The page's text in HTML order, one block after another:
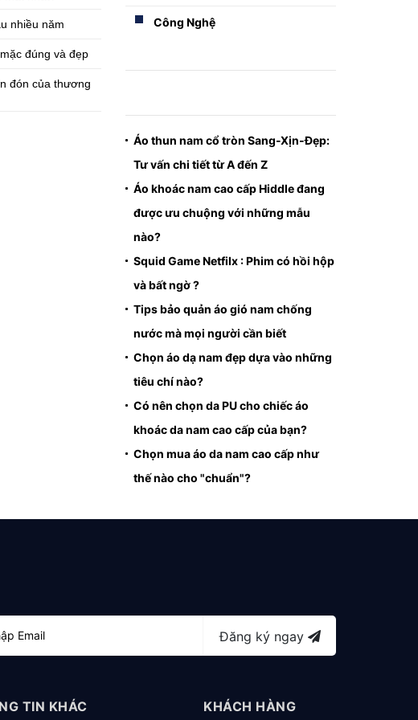
nhiều năm
đúng và đẹp
đón của thương
Công Nghệ
Áo thun nam cổ tròn Sang-Xịn-Đẹp:
Tư vấn chi tiết từ A đến Z
Áo khoác nam cao cấp Hiddle đang
được ưu chuộng với những mẫu
nào?
Squid Game Netfilx : Phim có hồi hộp
và bất ngờ ?
Tips bảo quản áo gió nam chống
nước mà mọi người cần biết
Chọn áo dạ nam đẹp dựa vào những
tiêu chí nào?
Có nên chọn da PU cho chiếc áo
khoác da nam cao cấp của bạn?
Chọn mua áo da nam cao cấp như
thế nào cho "chuẩn"?
Đăng ký ngay
TIN KHÁC KHÁCH HÀNG